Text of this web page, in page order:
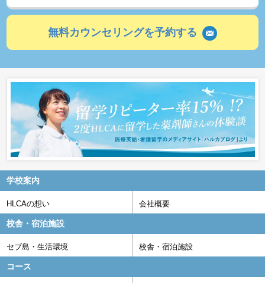
無料カウンセリングを予約する
学校案内
HLCAの想い 会社概要
校舎・宿泊施設
セブ島・生活環境 校舎・宿泊施設
コース